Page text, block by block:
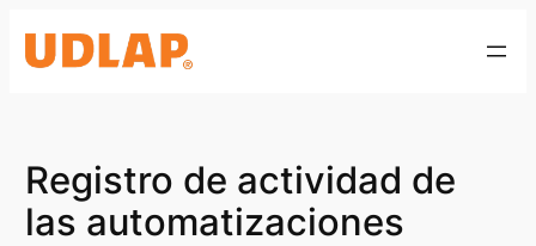
Registro de actividad de
las automatizaciones